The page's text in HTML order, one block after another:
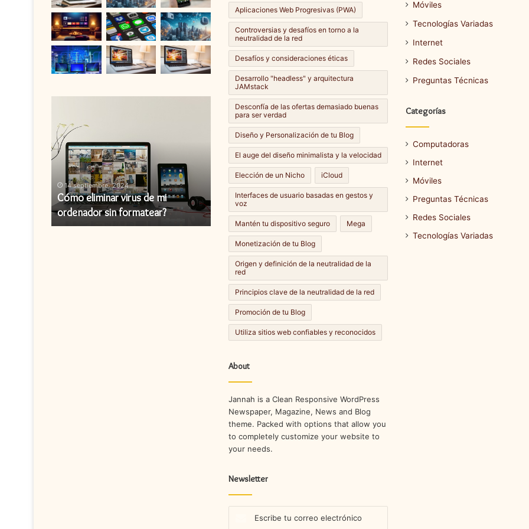
virus
de
mi
ordenador
formatear?
14 septiembre، 2024
Cómo eliminar virus de mi
ordenador sin formatear?
Cómo
instalar
actualización
firmware?
14 septiembre، 2024
Cómo instalar una actualización de
firmware?
Cómo
una
de
pantalla
diferentes
dispositivos?
Cómo hacer una captura de
pantalla en diferentes
dispositivos?
Aplicaciones Web Progresivas (PWA)
Controversias y desafíos en torno a la
neutralidad de la red
Desafíos y consideraciones éticas
Desarrollo "headless" y arquitectura
JAMstack
Desconfía de las ofertas demasiado buenas
para ser verdad
Diseño y Personalización de tu Blog
El auge del diseño minimalista y la velocidad
Elección de un Nicho iCloud
Interfaces de usuario basadas en gestos y
voz
Mantén tu dispositivo seguro Mega
Monetización de tu Blog
Origen y definición de la neutralidad de la
red
Principios clave de la neutralidad de la red
Promoción de tu Blog
Utiliza sitios web confiables y reconocidos
About
Jannah is a Clean Responsive WordPress
Newspaper, Magazine, News and Blog
theme. Packed with options that allow you
to completely customize your website to
your needs.
Newsletter
Móviles
Tecnologías Variadas
Internet
Redes Sociales
Preguntas Técnicas
Categorías
Computadoras
Internet
Móviles
Preguntas Técnicas
Redes Sociales
Tecnologías Variadas